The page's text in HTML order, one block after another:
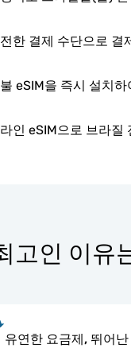
한 결제 수단으로 결
eSIM을 즉시 설치
인 eSIM으로 브라질
고인 이유
유연한 요금제, 뛰어난